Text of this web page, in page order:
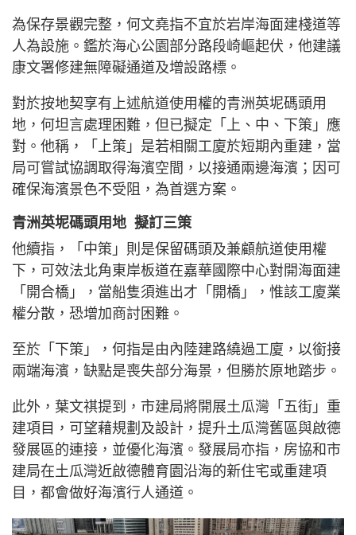
為保存景觀完整，何文堯指不宜於岩岸海面建棧道等
人為設施。鑑於海心公園部分路段崎嶇起伏，他建議
康文署修建無障礙通道及增設路標。
對於按地契享有上述航道使用權的青洲英坭碼頭用
地，何坦言處理困難，但已擬定「上、中、下策」應
對。他稱，「上策」是若相關工廈於短期內重建，當
局可嘗試協調取得海濱空間，以接通兩邊海濱；因可
確保海濱景色不受阻，為首選方案。
青洲英坭碼頭用地 擬訂三策
他續指，「中策」則是保留碼頭及兼顧航道使用權
下，可效法北角東岸板道在嘉華國際中心對開海面建
「開合橋」，當船隻須進出才「開橋」，惟該工廈業
權分散，恐增加商討困難。
至於「下策」，何指是由內陸建路繞過工廈，以銜接
兩端海濱，缺點是喪失部分海景，但勝於原地踏步。
此外，葉文祺提到，市建局將開展土瓜灣「五街」重
建項目，可望藉規劃及設計，提升土瓜灣舊區與啟德
發展區的連接，並優化海濱。發展局亦指，房協和市
建局在土瓜灣近啟德體育園沿海的新住宅或重建項
目，都會做好海濱行人通道。